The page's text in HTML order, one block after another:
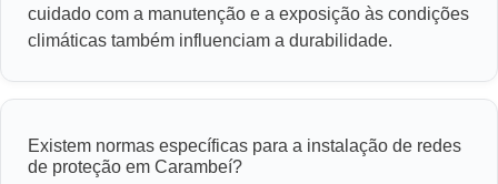
cuidado com a manutenção e a exposição às condições
climáticas também influenciam a durabilidade.
Existem normas específicas para a instalação de redes
de proteção em Carambeí?